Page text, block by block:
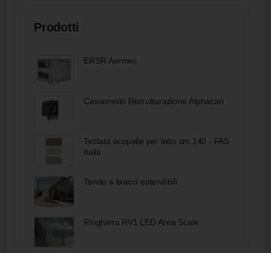
Prodotti
ERSR Aermec
Cassonetto Ristrutturazione Alphacan
Testata ecopelle per letto cm 140 - FAS
Italia
Tende a bracci estendibili
Ringhiera RV1 LED Area Scale